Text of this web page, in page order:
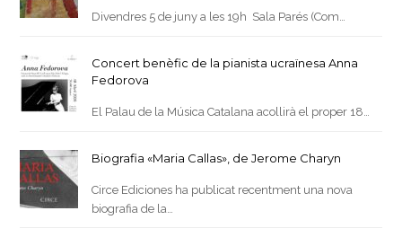
Divendres 5 de juny a les 19h Sala Parés (Com…
Concert benèfic de la pianista ucraïnesa Anna
Fedorova
El Palau de la Música Catalana acollirà el proper 18…
Biografia «Maria Callas», de Jerome Charyn
Circe Ediciones ha publicat recentment una nova
biografia de la…